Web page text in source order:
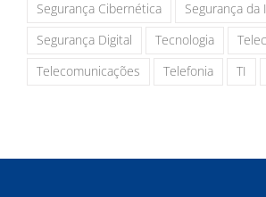
Segurança Cibernética
Segurança da
Segurança Digital
Tecnologia
Telecomunicações
Telefonia TI